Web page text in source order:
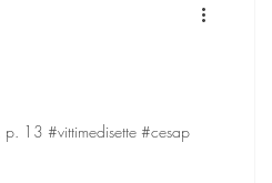
p. 13 #vittimedisette #cesap